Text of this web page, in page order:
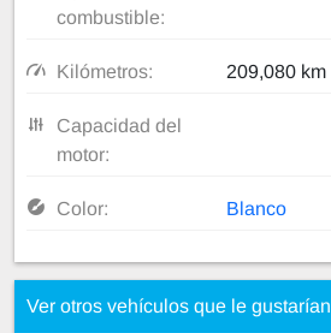
combustible:
Kilómetros: 209,080 km
Capacidad del
motor:
Color: Blanco
Ver otros vehículos que le gustarían